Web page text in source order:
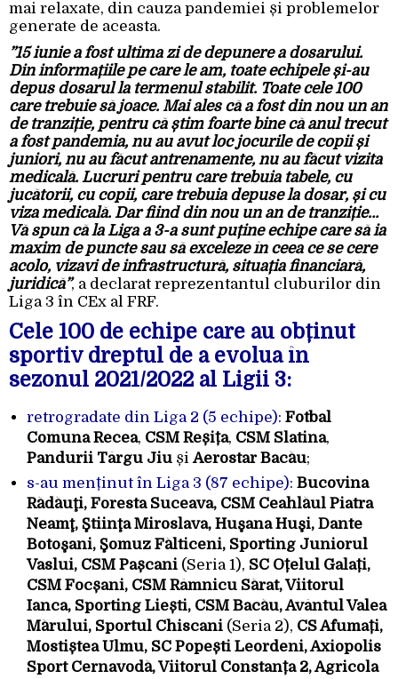
mai relaxate, din cauza pandemiei și problemelor
generate de aceasta.
”15 iunie a fost ultima zi de depunere a dosarului.
Din informațiile pe care le am, toate echipele și-au
depus dosarul la termenul stabilit. Toate cele 100
care trebuie să joace. Mai ales că a fost din nou un an
de tranziție, pentru că știm foarte bine că anul trecut
a fost pandemia, nu au avut loc jocurile de copii și
juniori, nu au făcut antrenamente, nu au făcut vizita
medicală. Lucruri pentru care trebuia tabele, cu
jucătorii, cu copii, care trebuia depuse la dosar, și cu
viza medicală. Dar fiind din nou un an de tranziție…
Vă spun că la Liga a 3-a sunt puține echipe care să ia
maxim de puncte sau să exceleze în ceea ce se cere
acolo, vizavi de infrastructură, situația financiară,
juridică”, a declarat reprezentantul cluburilor din
Liga 3 în CEx al FRF.
Cele 100 de echipe care au obținut
sportiv dreptul de a evolua în
sezonul 2021/2022 al Ligii 3:
retrogradate din Liga 2 (5 echipe): Fotbal
Comuna Recea, CSM Reșița, CSM Slatina,
Pandurii Târgu Jiu șiAerostar Bacău;
s-au menținut în Liga 3 (87 echipe): Bucovina
Rădăuţi, Foresta Suceava, CSM Ceahlăul Piatra
Neamţ, Ştiinţa Miroslava, Huşana Huşi, Dante
Botoşani, Şomuz Fălticeni, Sporting Juniorul
Vaslui, CSM Pașcani (Seria 1), SC Oțelul Galați,
CSM Focșani, CSM Râmnicu Sărat, Viitorul
Ianca, Sporting Liești, CSM Bacău, Avântul Valea
Mărului, Sportul Chiscani (Seria 2), CS Afumați,
Mostiștea Ulmu, SC Popești Leordeni, Axiopolis
Sport Cernavodă, Viitorul Constanța 2, Agricola